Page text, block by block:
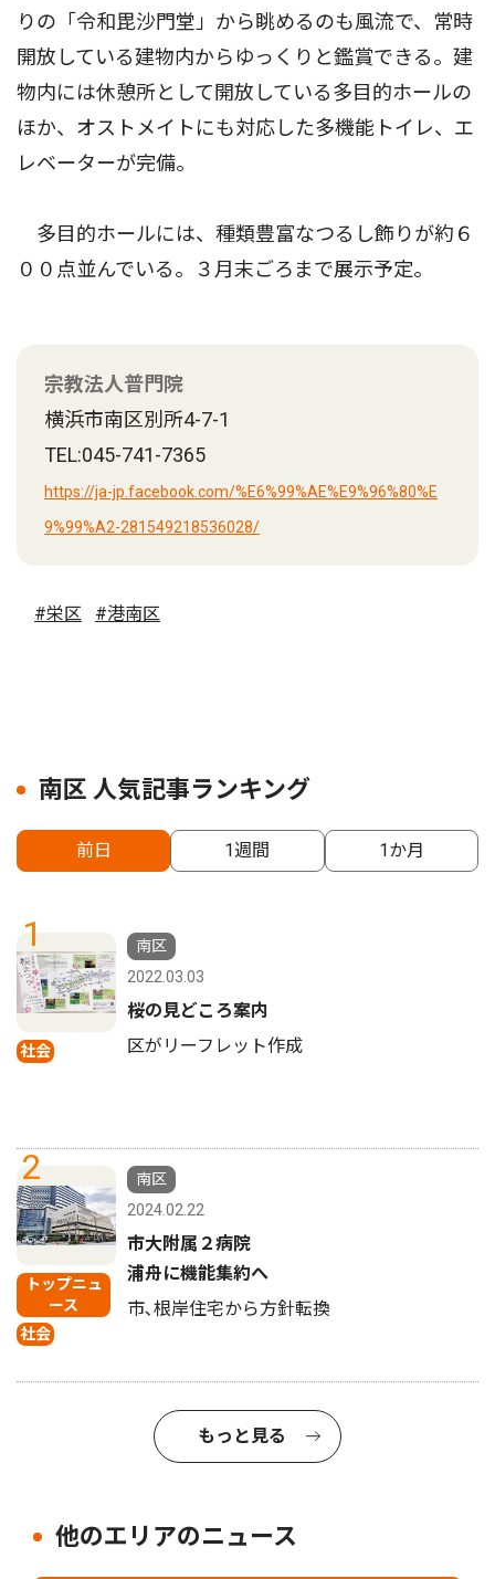
りの「令和毘沙門堂」から眺めるのも風流で、常時
開放している建物内からゆっくりと鑑賞できる。建
物内には休憩所として開放している多目的ホールの
ほか、オストメイトにも対応した多機能トイレ、エ
レベーターが完備。
多目的ホールには、種類豊富なつるし飾りが約６
００点並んでいる。３月末ごろまで展示予定。
宗教法人普門院
横浜市南区別所4-7-1
TEL:045-741-7365
https://ja-jp.facebook.com/%E6%99%AE%E9%96%80%E
9%99%A2-281549218536028/
#栄区 #港南区
南区 人気記事ランキング
前日 1週間 1か月
1
社会
南区
2022.03.03
桜の見どころ案内
区がリーフレット作成
2
トップニュ
ース
社会
南区
2024.02.22
市大附属２病院
浦舟に機能集約へ
市､根岸住宅から方針転換
もっと見る
他のエリアのニュース